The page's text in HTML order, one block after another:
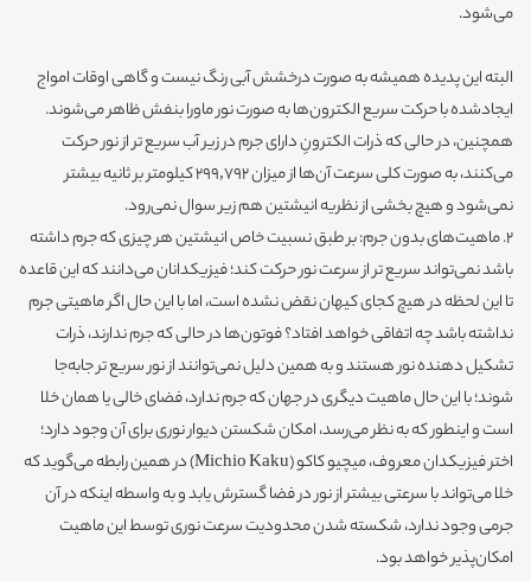
می‌شود.
البته این پدیده همیشه به صورت درخشش آبی رنگ نیست و گاهی اوقات امواج
ایجادشده با حرکت سریع الکترون‌ها به صورت نور ماورا بنفش ظاهر می‌شوند.
همچنین، در حالی که ذرات الکترونِ دارای جرم در زیر آب سریع تر از نور حرکت
می‌کنند،‌ به صورت کلی سرعت آن‌ها از میزان 299,792 کیلومتر بر ثانیه بیشتر
نمی‌شود و هیچ بخشی از نظریه انیشتین هم زیر سوال نمی‌رود.
2. ماهیت‌های بدون جرم: بر طبق نسبیت خاص انیشتین هر چیزی که جرم داشته
باشد نمی‌تواند سریع تر از سرعت نور حرکت کند؛ فیزیکدانان می‌دانند که این قاعده
تا این لحظه در هیچ کجای کیهان نقض نشده است، اما با این حال اگر ماهیتی جرم
نداشته باشد چه اتفاقی خواهد افتاد؟ فوتون‌ها در حالی که جرم ندارند، ذرات
تشکیل‌ دهنده نور هستند و به همین دلیل نمی‌توانند از نور سریع تر جابه‌جا
شوند؛ با این حال ماهیت دیگری در جهان که جرم ندارد، فضای خالی یا همان خلا
است و اینطور که به نظر می‌رسد، امکان شکستن دیوار نوری برای آن وجود دارد؛
اختر فیزیکدان معروف، میچیو کاکو (Michio Kaku)‌ در همین رابطه می‌گوید که
خلا می‌تواند با سرعتی بیشتر از نور در فضا گسترش یابد و به واسطه اینکه در آن
جرمی وجود ندارد، شکسته شدن محدودیت سرعت نوری توسط این ماهیت
امکان‌پذیر خواهد بود.